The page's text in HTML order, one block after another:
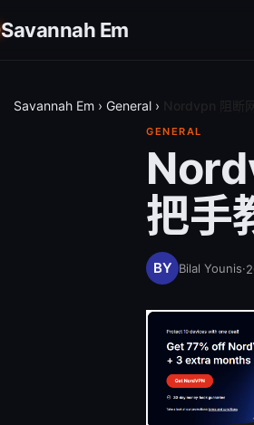
Savannah Em
Savannah Em › General ›
GENERAL
把手
Bilal Younis·